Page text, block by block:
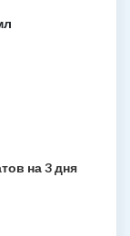
на 3 дня